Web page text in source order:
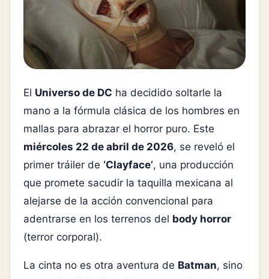
El Universo de DC ha decidido soltarle la
mano a la fórmula clásica de los hombres en
mallas para abrazar el horror puro. Este
miércoles 22 de abril de 2026, se reveló el
primer tráiler de ‘Clayface’, una producción
que promete sacudir la taquilla mexicana al
alejarse de la acción convencional para
adentrarse en los terrenos del body horror
(terror corporal).
La cinta no es otra aventura de Batman, sino